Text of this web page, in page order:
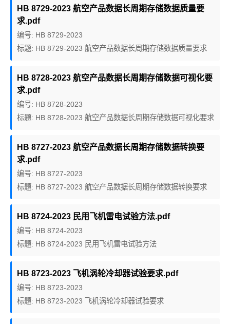
HB 8729-2023 航空产品数据长周期存储数据质量要
求.pdf
编号: HB 8729-2023
标题: HB 8729-2023 航空产品数据长周期存储数据质量要求
HB 8728-2023 航空产品数据长周期存储数据可视化要
求.pdf
编号: HB 8728-2023
标题: HB 8728-2023 航空产品数据长周期存储数据可视化要求
HB 8727-2023 航空产品数据长周期存储数据转换要
求.pdf
编号: HB 8727-2023
标题: HB 8727-2023 航空产品数据长周期存储数据转换要求
HB 8724-2023 民用飞机雷电试验方法.pdf
编号: HB 8724-2023
标题: HB 8724-2023 民用飞机雷电试验方法
HB 8723-2023 飞机涡轮冷却器试验要求.pdf
编号: HB 8723-2023
标题: HB 8723-2023 飞机涡轮冷却器试验要求